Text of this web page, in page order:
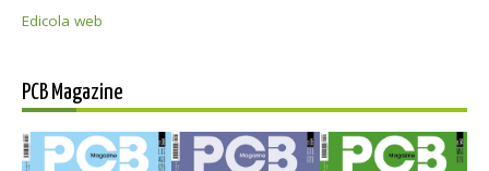
Edicola web
PCB Magazine